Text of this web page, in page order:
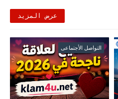
عرض المزيد
التواصل الأجتماعى